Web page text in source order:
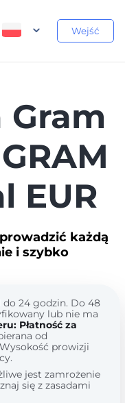
Wejść
EUR
każdą
i szybko
do 24 godzin. Do 48
lub nie ma
Płatność za
od
prowizji
jest zamrożenie
się z zasadami